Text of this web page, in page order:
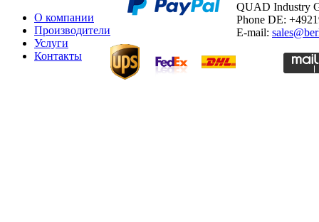
О компании
Производители
Услуги
Контакты
QUAD Industry
Phone DE:
E-mail: